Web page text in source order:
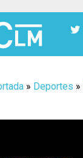
» Deportes »